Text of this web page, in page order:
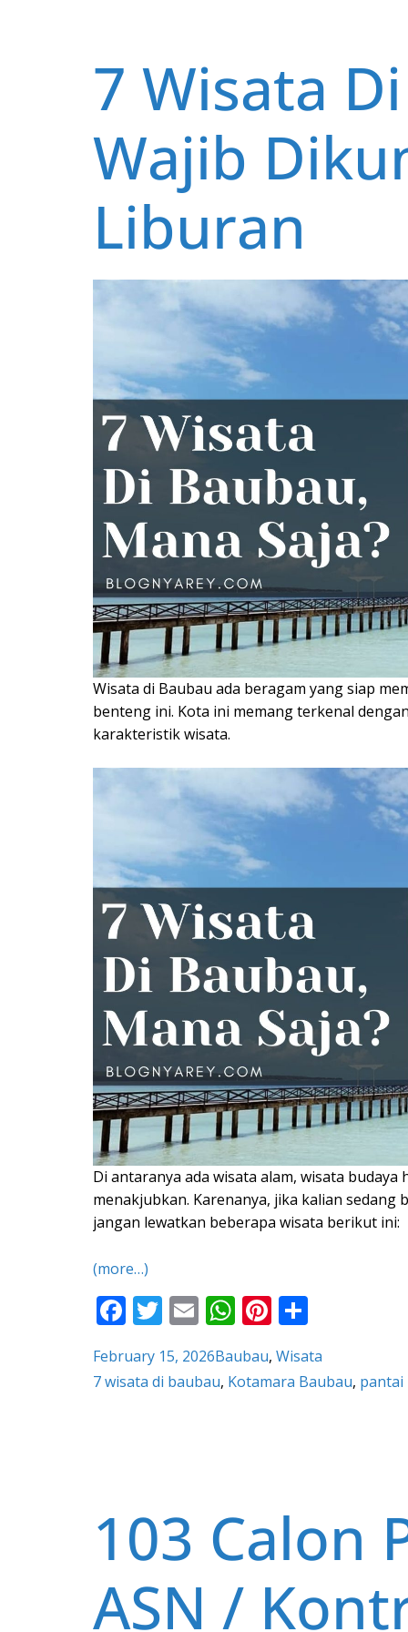
7 Wisata
Wajib
Liburan
Wisata di Baubau ada beragam yang siap
benteng ini. Kota ini memang terkenal
karakteristik wisata.
Di antaranya ada wisata alam, wisata
menakjubkan. Karenanya, jika kalian
jangan lewatkan beberapa wisata berikut ini:
(more…)
F
e
b
T
itt
er
E
ai
l
W
at
s
Pi
er
e
ar
e
February 15, 2026Baubau, Wisata
7 wisata di baubau, Kotamara Baubau, pantai
103 Calon
ASN /